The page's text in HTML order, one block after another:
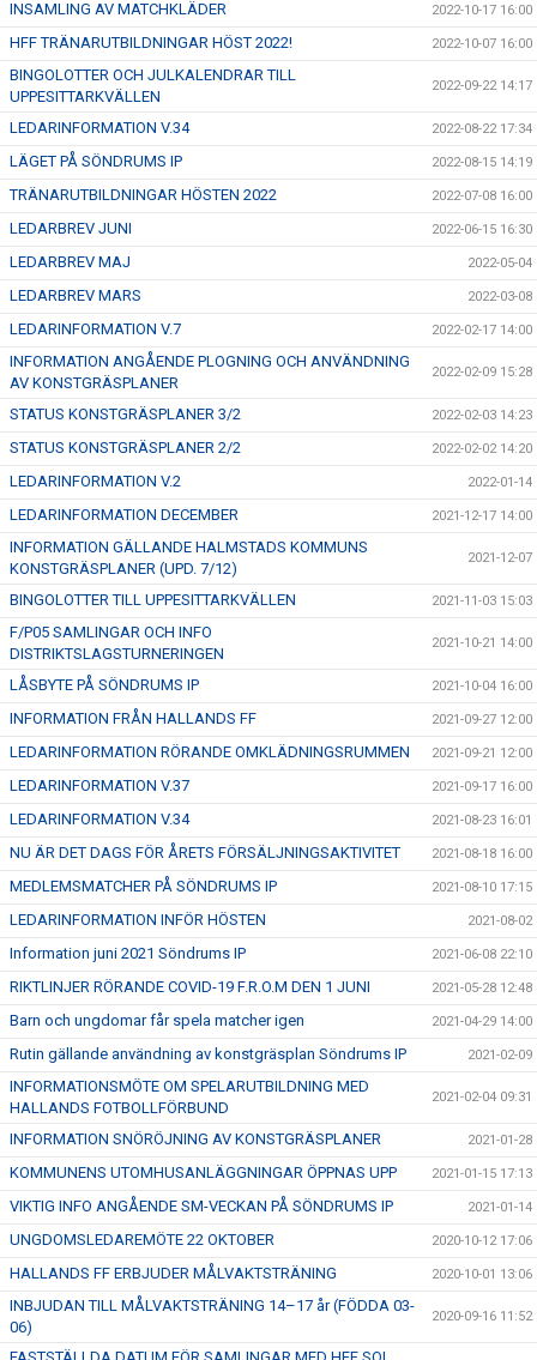
INSAMLING AV MATCHKLÄDER 2022-10-17 16:00
HFF TRÄNARUTBILDNINGAR HÖST 2022! 2022-10-07 16:00
BINGOLOTTER OCH JULKALENDRAR TILL
UPPESITTARKVÄLLEN
2022-09-22 14:17
LEDARINFORMATION V.34 2022-08-22 17:34
LÄGET PÅ SÖNDRUMS IP 2022-08-15 14:19
TRÄNARUTBILDNINGAR HÖSTEN 2022 2022-07-08 16:00
LEDARBREV JUNI 2022-06-15 16:30
LEDARBREV MAJ 2022-05-04
LEDARBREV MARS 2022-03-08
LEDARINFORMATION V.7 2022-02-17 14:00
INFORMATION ANGÅENDE PLOGNING OCH ANVÄNDNING
AV KONSTGRÄSPLANER
2022-02-09 15:28
STATUS KONSTGRÄSPLANER 3/2 2022-02-03 14:23
STATUS KONSTGRÄSPLANER 2/2 2022-02-02 14:20
LEDARINFORMATION V.2 2022-01-14
LEDARINFORMATION DECEMBER 2021-12-17 14:00
INFORMATION GÄLLANDE HALMSTADS KOMMUNS
KONSTGRÄSPLANER (UPD. 7/12)
2021-12-07
BINGOLOTTER TILL UPPESITTARKVÄLLEN 2021-11-03 15:03
F/P05 SAMLINGAR OCH INFO
DISTRIKTSLAGSTURNERINGEN
2021-10-21 14:00
LÅSBYTE PÅ SÖNDRUMS IP 2021-10-04 16:00
INFORMATION FRÅN HALLANDS FF 2021-09-27 12:00
LEDARINFORMATION RÖRANDE OMKLÄDNINGSRUMMEN 2021-09-21 12:00
LEDARINFORMATION V.37 2021-09-17 16:00
LEDARINFORMATION V.34 2021-08-23 16:01
NU ÄR DET DAGS FÖR ÅRETS FÖRSÄLJNINGSAKTIVITET 2021-08-18 16:00
MEDLEMSMATCHER PÅ SÖNDRUMS IP 2021-08-10 17:15
LEDARINFORMATION INFÖR HÖSTEN 2021-08-02
Information juni 2021 Söndrums IP 2021-06-08 22:10
RIKTLINJER RÖRANDE COVID-19 F.R.O.M DEN 1 JUNI 2021-05-28 12:48
Barn och ungdomar får spela matcher igen 2021-04-29 14:00
Rutin gällande användning av konstgräsplan Söndrums IP 2021-02-09
INFORMATIONSMÖTE OM SPELARUTBILDNING MED
HALLANDS FOTBOLLFÖRBUND
2021-02-04 09:31
INFORMATION SNÖRÖJNING AV KONSTGRÄSPLANER 2021-01-28
KOMMUNENS UTOMHUSANLÄGGNINGAR ÖPPNAS UPP 2021-01-15 17:13
VIKTIG INFO ANGÅENDE SM-VECKAN PÅ SÖNDRUMS IP 2021-01-14
UNGDOMSLEDAREMÖTE 22 OKTOBER 2020-10-12 17:06
HALLANDS FF ERBJUDER MÅLVAKTSTRÄNING 2020-10-01 13:06
INBJUDAN TILL MÅLVAKTSTRÄNING 14–17 år (FÖDDA 03-
06)
2020-09-16 11:52